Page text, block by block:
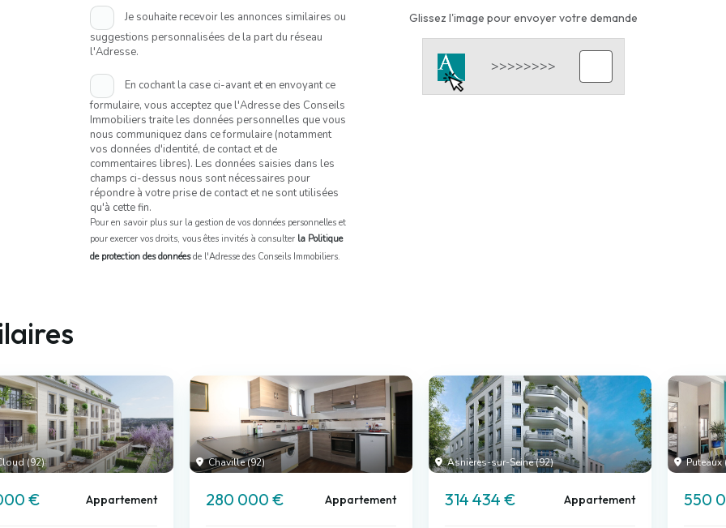
Je souhaite recevoir les annonces similaires ou
suggestions personnalisées de la part du réseau
l'Adresse.
En cochant la case ci-avant et en envoyant ce
formulaire, vous acceptez que l'Adresse des Conseils
Immobiliers traite les données personnelles que vous
nous communiquez dans ce formulaire (notamment
vos données d'identité, de contact et de
commentaires libres). Les données saisies dans les
champs ci-dessus nous sont nécessaires pour
répondre à votre prise de contact et ne sont utilisées
qu'à cette fin.
Pour en savoir plus sur la gestion de vos données personnelles et
pour exercer vos droits, vous êtes invités à consulter la Politique
de protection des donnéesde l'Adresse des Conseils Immobiliers.
Glissez l'image pour envoyer votre demande
(92)
€ Appartement
Chaville (92)
280 000 € Appartement
Asnières-sur-Seine (92)
314 434 € Appartement
Puteaux
550